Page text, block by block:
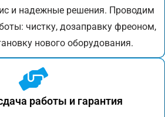
и надежные решения. Проводим
чистку, дозаправку фреоном,
нового оборудования.
работы и гарантия